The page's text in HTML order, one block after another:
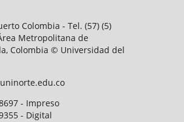
Colombia - Tel. (57) (5)
Metropolitana de
Colombia © Universidad del
- Impreso
- Digital